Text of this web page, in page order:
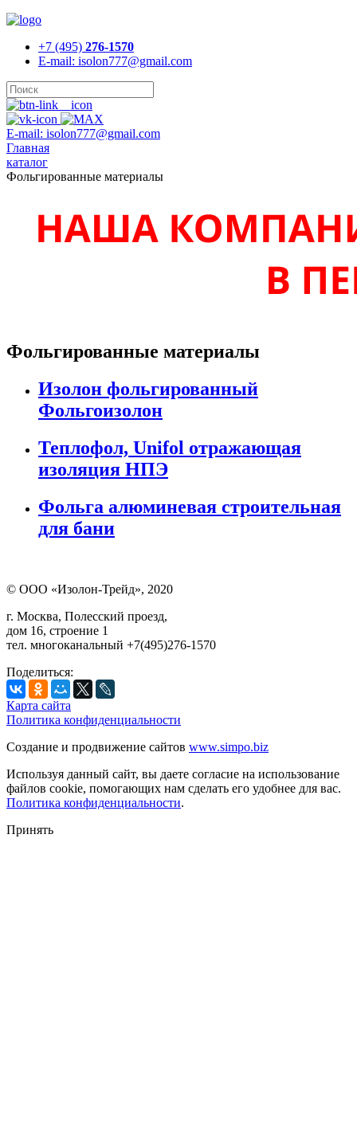
+7 (495) 276-1570
E-mail: isolon777@gmail.com
E-mail: isolon777@gmail.com
Главная
каталог
Фольгированные материалы
Фольгированные материалы
Изолон фольгированный
Фольгоизолон
Теплофол, Unifol отражающая
изоляция НПЭ
Фольга алюминевая строительная
для бани
© ООО «Изолон-Трейд», 2020
г. Москва, Полесский проезд,
дом 16, строение 1
тел. многоканальный +7(495)276-1570
Поделиться:
Карта сайта
Политика конфиденциальности
Создание и продвижение сайтов www.simpo.biz
Используя данный сайт, вы даете согласие на использование
файлов cookie, помогающих нам сделать его удобнее для вас.
Политика конфиденциальности.
Принять